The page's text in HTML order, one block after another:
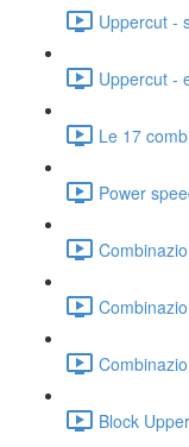
Uppercut -
Uppercut -
Le 17
Power
Block